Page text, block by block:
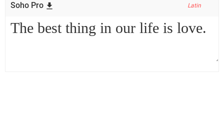
Soho Pro Latin